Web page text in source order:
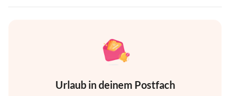
Urlaub in deinem Postfach